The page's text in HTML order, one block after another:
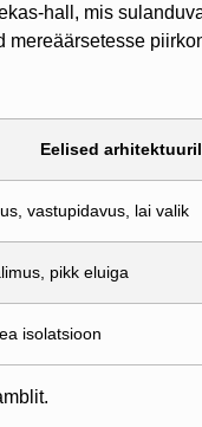
hall, mis
Eelised
vastupidavus, lai valik
pikk eluiga
isolatsioon